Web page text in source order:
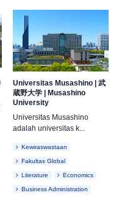
Universitas Musashino| 武
蔵野大学| Musashino
University
Universitas Musashino
adalah universitas k...
Kewiraswastaan
Fakultas Global
Literature Economics
Business Administration